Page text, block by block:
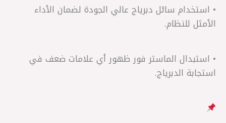
• استخدام سائل دبرياج عالي الجودة لضمان الأداء
الأمثل للنظام.
• استبدال الماستر فور ظهور أي علامات ضعف في
استجابة الدبرياج.